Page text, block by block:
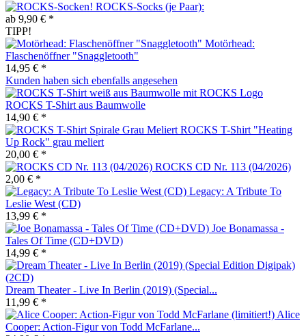
ROCKS-Socks (je Paar):
ab 9,90 € *
TIPP!
Motörhead:
Flaschenöffner "Snaggletooth"
14,95 € *
Kunden haben sich ebenfalls angesehen
ROCKS T-Shirt aus Baumwolle
14,90 € *
ROCKS T-Shirt "Heating
Up Rock" grau meliert
20,00 € *
ROCKS CD Nr. 113 (04/2026)
2,00 € *
Legacy: A Tribute To
Leslie West (CD)
13,99 € *
Joe Bonamassa -
Tales Of Time (CD+DVD)
14,99 € *
Dream Theater - Live In Berlin (2019) (Special...
11,99 € *
Alice
Cooper: Action-Figur von Todd McFarlane...